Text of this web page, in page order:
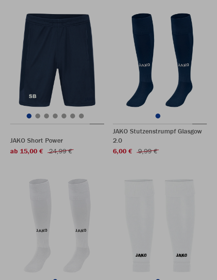
JAKO Short Power
ab 15,00 €
24,99 €
JAKO Stutzenstrumpf Glasgow
2.0
6,00 €
9,99 €